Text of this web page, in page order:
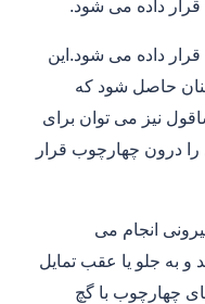
قرار داده می شود.
قرار داده می شود.این
حاصل شود که
نیز می توان برای
را درون چهارچوب قرار
انجام می
و به جلو یا عقب تمایل
چهارچوب با گچ